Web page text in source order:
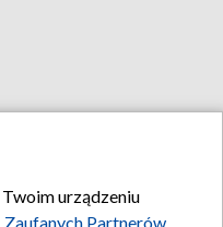
urządzeniu
Zaufanych Partnerów